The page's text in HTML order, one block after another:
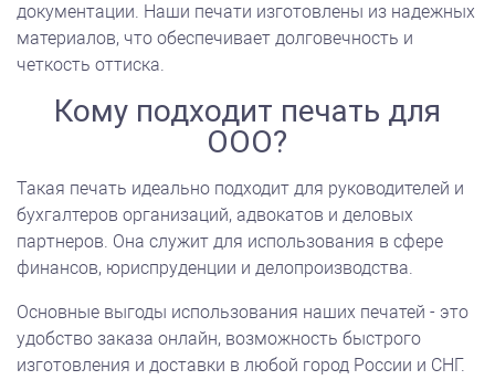
документации. Наши печати изготовлены из надежных
материалов, что обеспечивает долговечность и
четкость оттиска.
Кому подходит печать для
ООО?
Такая печать идеально подходит для руководителей и
бухгалтеров организаций, адвокатов и деловых
партнеров. Она служит для использования в сфере
финансов, юриспруденции и делопроизводства.
Основные выгоды использования наших печатей - это
удобство заказа онлайн, возможность быстрого
изготовления и доставки в любой город России и СНГ.